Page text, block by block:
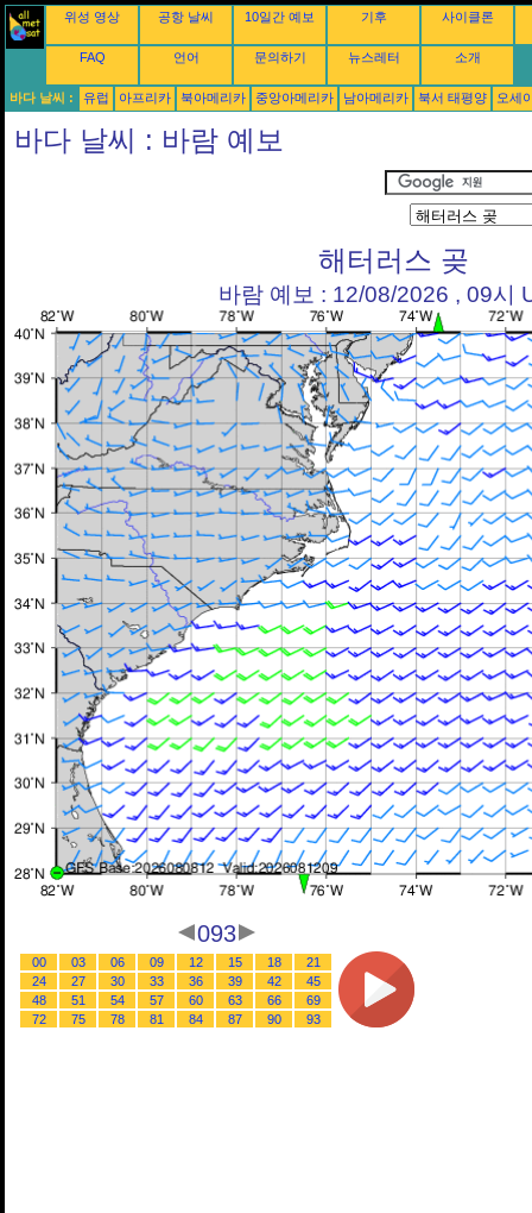
위성 영상 공항 날씨 10일간 예보 기후 사이클론
FAQ 언어 문의하기 뉴스레터 소개
바다 날씨 : 유럽 아프리카 북아메리카 중앙아메리카 남아메리카 북서 태평양 오세
바다 날씨 : 바람 예보
해터러스 곶
바람 예보 : 12/08/2026 , 09시
093
00 03 06 09 12 15 18
21
24
27 30 33 36 39 42
45
48
51 54 57 60 63 66
69
72
75 78 81 84 87 90 93